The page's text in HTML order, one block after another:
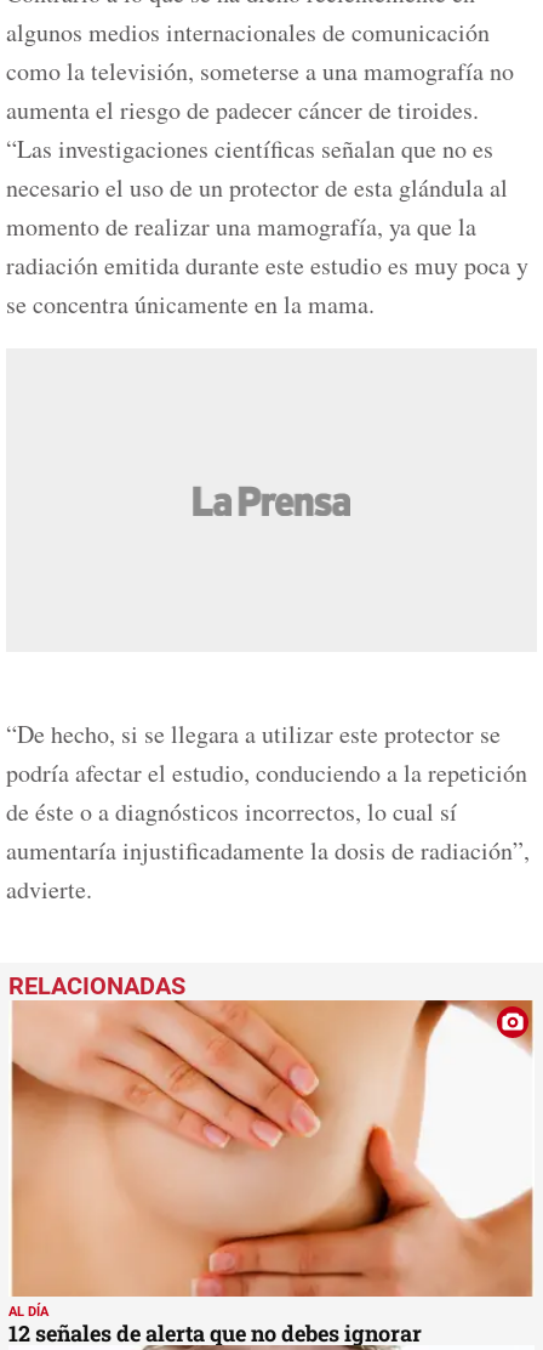
algunos medios internacionales de comunicación
como la televisión, someterse a una mamografía no
aumenta el riesgo de padecer cáncer de tiroides.
“Las investigaciones científicas señalan que no es
necesario el uso de un protector de esta glándula al
momento de realizar una mamografía, ya que la
radiación emitida durante este estudio es muy poca y
se concentra únicamente en la mama.
“De hecho, si se llegara a utilizar este protector se
podría afectar el estudio, conduciendo a la repetición
de éste o a diagnósticos incorrectos, lo cual sí
aumentaría injustificadamente la dosis de radiación”,
advierte.
AL DÍA
12 señales de alerta que no debes ignorar